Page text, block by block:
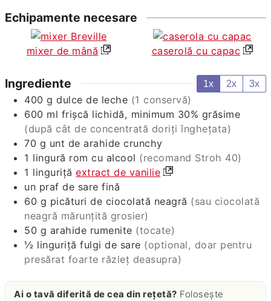
Echipamente necesare
mixer de mână caserolă cu capac
Ingrediente 1x 2x 3x
400 g dulce de leche (1 conservă)
600 ml frișcă lichidă, minimum 30% grăsime
(după cât de concentrată doriți înghețata)
70 g unt de arahide crunchy
1 lingură rom cu alcool (recomand Stroh 40)
1 linguriță extract de vanilie
un praf de sare fină
60 g picături de ciocolată neagră (sau ciocolată
neagră mărunțită grosier)
50 g arahide rumenite (tocate)
½ linguriță fulgi de sare (optional, doar pentru
presărat foarte răzleț deasupra)
Ai o tavă diferită de cea din rețetă? Folosește